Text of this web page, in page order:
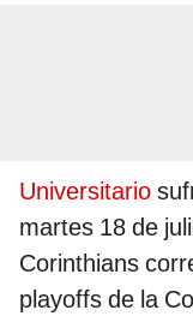
Universitario
martes 18 de
Corinthians
playoffs de la